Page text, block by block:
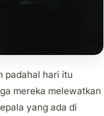
padahal hari itu
mereka melewatkan
yang ada di